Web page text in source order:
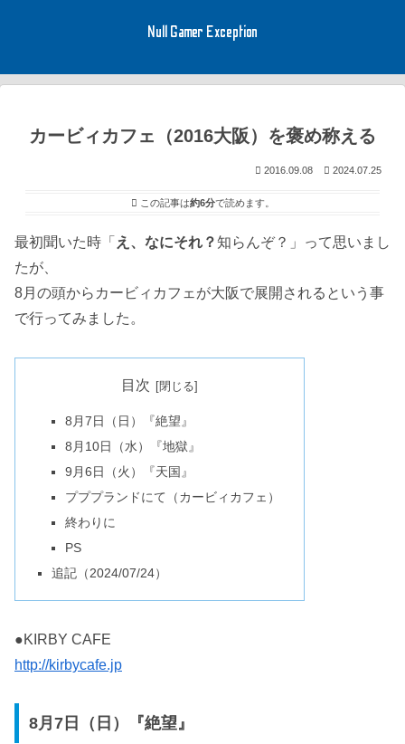
Null Gamer Exception
カービィカフェ（2016大阪）を褒め称える
2016.09.08 2024.07.25
この記事は約6分で読めます。
最初聞いた時「 え、なにそれ？知らんぞ？」って思いまし
たが、
8月の頭からカービィカフェが大阪で展開されるという事
で行ってみました。
目次
8月7日（日）『絶望』
8月10日（水）『地獄』
9月6日（火）『天国』
プププランドにて（カービィカフェ）
終わりに
PS
追記（2024/07/24）
●KIRBY CAFE
http://kirbycafe.jp
8月7日（日）『絶望』